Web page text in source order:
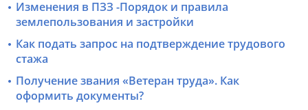
Изменения в ПЗЗ -Порядок и правила
землепользования и застройки
Как подать запрос на подтверждение трудового
стажа
Получение звания «Ветеран труда». Как
оформить документы?